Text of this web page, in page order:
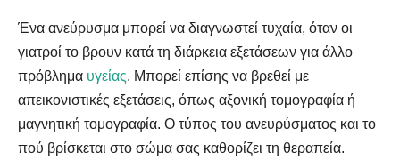
Ένα ανεύρυσμα μπορεί να διαγνωστεί τυχαία, όταν οι
γιατροί το βρουν κατά τη διάρκεια εξετάσεων για άλλο
πρόβλημα υγείας. Μπορεί επίσης να βρεθεί με
απεικονιστικές εξετάσεις, όπως αξονική τομογραφία ή
μαγνητική τομογραφία. Ο τύπος του ανευρύσματος και το
πού βρίσκεται στο σώμα σας καθορίζει τη θεραπεία.